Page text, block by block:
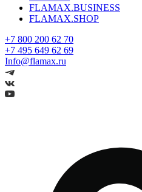
FLAMAX.BUSINESS
FLAMAX.SHOP
+7 800 200 62 70
+7 495 649 62 69
Info@flamax.ru